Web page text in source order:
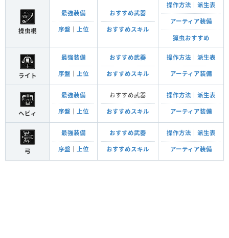
操虫棍
最強装備
序盤 上位
おすすめ武器
おすすめスキル
操作方法 派生表
アーティア装備
猟虫おすすめ
ライト
最強装備
序盤 上位
おすすめ武器
おすすめスキル
操作方法 派生表
アーティア装備
ヘビィ
最強装備
序盤 上位
おすすめ武器
おすすめスキル
操作方法 派生表
アーティア装備
弓
最強装備
序盤 上位
おすすめ武器
おすすめスキル
操作方法 派生表
アーティア装備